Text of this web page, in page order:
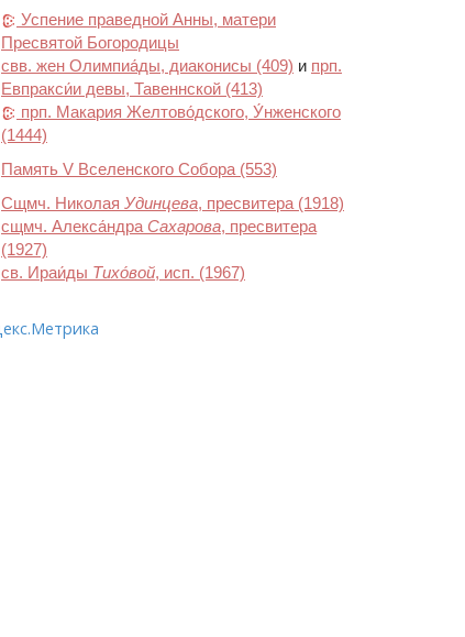
Успение праведной Анны, матери
Пресвятой Богородицы
свв. жен Олимпиа́ды, диаконисы (409) и прп.
Евпракси́и девы, Тавеннской (413)
прп. Макария Желтово́дского, У́нженского
(1444)
Память V Вселенского Собора (553)
Сщмч. Николая Удинцева, пресвитера (1918)
сщмч. Алекса́ндра Сахарова, пресвитера
(1927)
св. Ираи́ды Тихо́вой, исп. (1967)